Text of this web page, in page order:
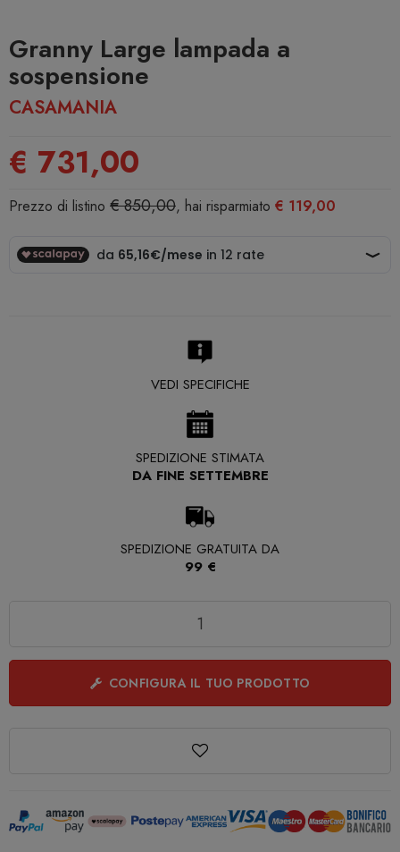
Granny Large lampada a
sospensione
CASAMANIA
€ 731,00
Prezzo di listino € 850,00, hai risparmiato € 119,00
VEDI SPECIFICHE
SPEDIZIONE STIMATA
DA FINE SETTEMBRE
SPEDIZIONE GRATUITA DA
99 €
CONFIGURA IL TUO PRODOTTO